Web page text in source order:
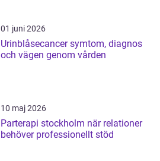
01 juni 2026
Urinblåsecancer symtom, diagnos
och vägen genom vården
10 maj 2026
Parterapi stockholm när relationer
behöver professionellt stöd